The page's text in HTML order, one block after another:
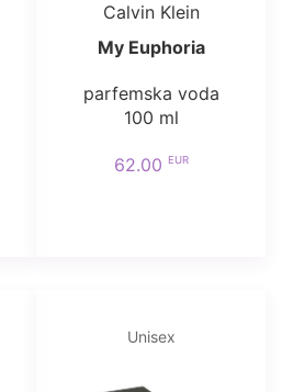
Calvin Klein
My Euphoria
parfemska voda
100 ml
62.00 EUR
Unisex